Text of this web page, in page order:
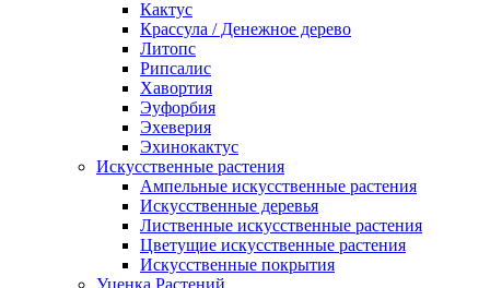
Кактус
Крассула / Денежное дерево
Литопс
Рипсалис
Хавортия
Эуфорбия
Эхеверия
Эхинокактус
Искусственные растения
Ампельные искусственные растения
Искусственные деревья
Лиственные искусственные растения
Цветущие искусственные растения
Искусственные покрытия
Уценка Растений